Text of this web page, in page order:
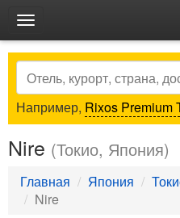
Toggle
navigation
Search
Например, Rixos Premium
Nire (Токио, Япония)
Главная Япония
Nire